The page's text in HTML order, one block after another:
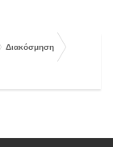
Διακόσμηση